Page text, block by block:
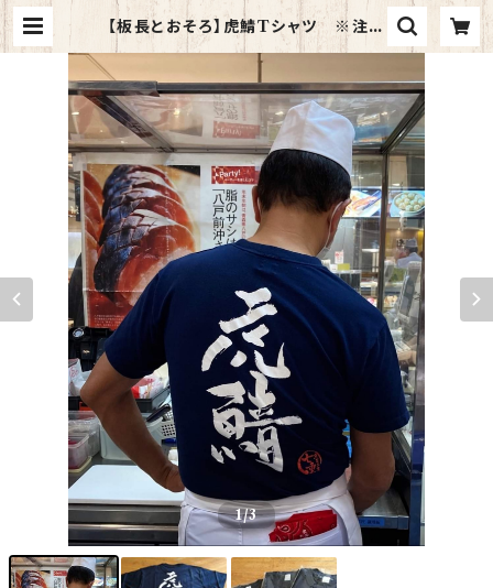
【板長とおそろ】虎鯖Tシャツ ※注文
時にサイズを指定ください | 青森八
戸 虎鯖本店｜虎鯖棒すし、鯖みそ煮
のオンラインショップ｜
1/3